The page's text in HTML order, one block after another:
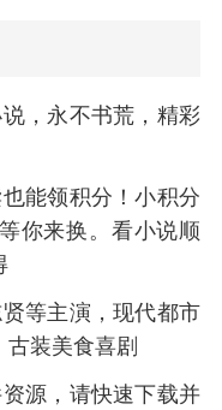
，永不书荒，精彩
能领积分！小积分
你来换。看小说顺
等主演，现代都市
装美食喜剧
源，请快速下载并